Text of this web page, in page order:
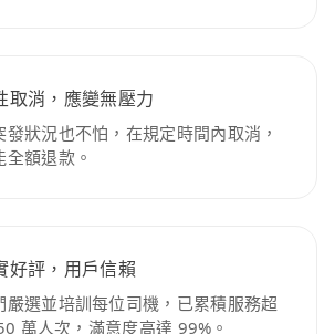
取消，應變無壓力
發狀況也不怕，在規定時間內取消，
全額退款。
好評，用戶信賴
嚴選並培訓每位司機，已累積服務超
萬人次，滿意度高達 99%。